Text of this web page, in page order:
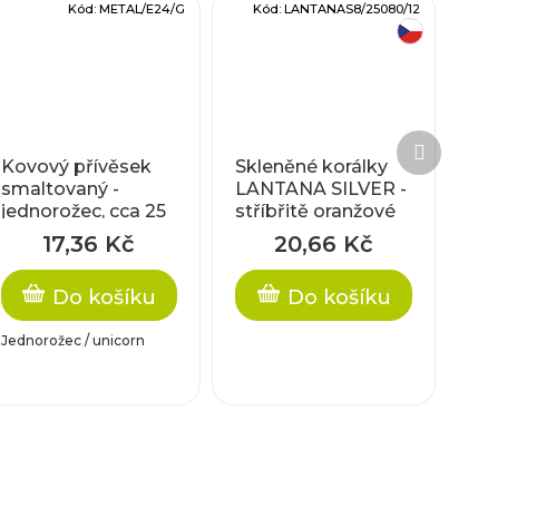
Kovový přívěsek
smaltovaný -
jednorožec, cca 25
x 19mm17,36 Kč
Do košíku
Jednorožec / unicorn
Kód:METAL/E24/G
Skleněné korálky
LANTANA SILVER -
stříbřitě oranžové
20,66 Kč
Do košíku
Kód: LANTANAS8/25080/12
Další
produkt